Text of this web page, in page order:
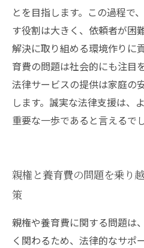
とを目指します。この過程で
す役割は大きく、依頼者が困
解決に取り組める環境作りに
育費の問題は社会的にも注目
法律サービスの提供は家庭の
します。誠実な法律支援は、
重要な一歩であると言えるで
親権と養育費の問題を乗り
策
親権や養育費に関する問題は
く関わるため、法律的なサポ